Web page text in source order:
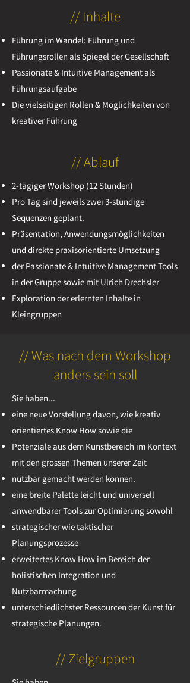
// Inhalte
Führung im Wandel: Führung und
Führungsrollen als Spiegel der Gesellschaft
Passionate & Intuitive Management als
Führungsaufgabe
Die vielseitigen Rollen & Möglichkeiten von
kreativer Führung
// Ablauf
2-tägiger Workshop (12 Stunden)
Pro Tag sind jeweils zwei 3-stündige
Sequenzen geplant.
Präsentation, Anwendungsmöglichkeiten
und direkte praxisorientierte Umsetzung
der Passionate & Intuitive Management Tools
in der Gruppe sowie mit Ulrich Drechsler
Exploration der erlernten Inhalte in
Kleingruppen
// Was nach dem Workshop
anders sein soll
Sie haben...
eine neue Vorstellung davon, wie kreativ
orientiertes Know How sowie die
Potenziale aus dem Kunstbereich im Kontext
mit den grossen Themen unserer Zeit
nutzbar gemacht werden können.
eine breite Palette leicht und universell
anwendbarer Tools zur Optimierung sowohl
strategischer wie taktischer
Planungsprozesse
erweitertes Know How im Bereich der
holistischen Integration und
Nutzbarmachung
unterschiedlichster Ressourcen der Kunst für
strategische Planungen.
// Zielgruppen